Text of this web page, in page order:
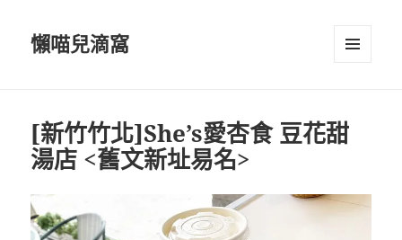
懶喵兒滴窩
[新竹竹北]She’s愛杏食 豆花甜
湯店 <舊文新址易名>